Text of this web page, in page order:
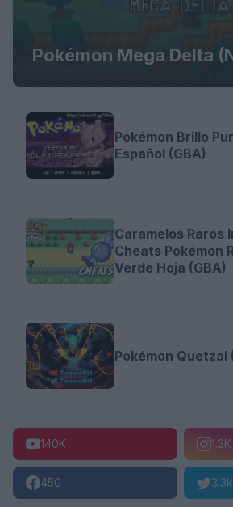
Pokémon Mega Delta
Pokémon Brillo
Español (GBA)
Caramelos Raros
Cheats Pokémon
Verde Hoja (GBA)
Pokémon Quetzal
140K 1.3K
450 3.3k